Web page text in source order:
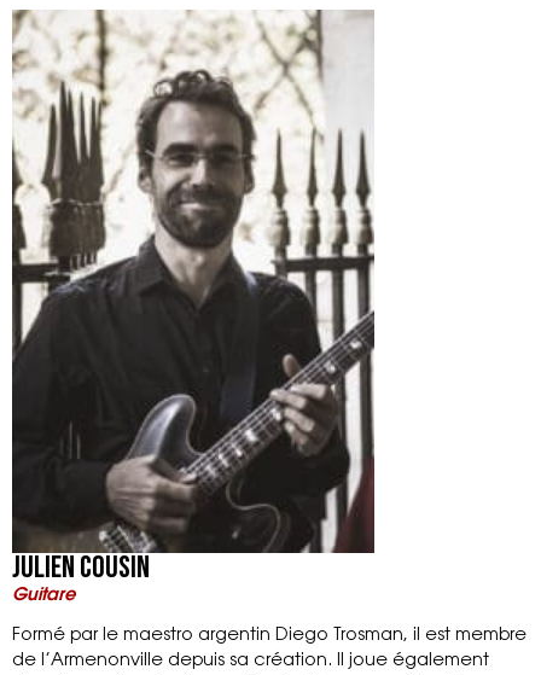
Julien Cousin
Guitare
Formé par le maestro argentin Diego Trosman, il est membre
de l’Armenonville depuis sa création. Il joue également